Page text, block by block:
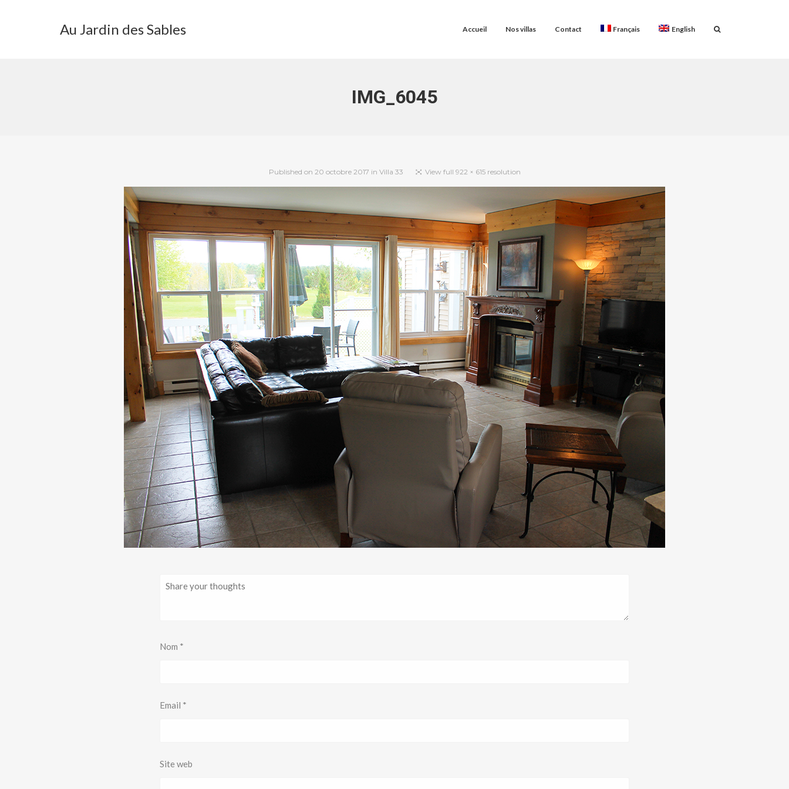
Au Jardin des Sables Accueil Nos villas Contact Français English
IMG_6045
Published on 20 octobre 2017 in Villa 33 View full 922 × 615 resolution
Nom *
Email *
Site web